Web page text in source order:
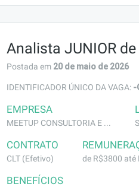
Analista JUNIOR
Postada em 20 de maio de 2026
IDENTIFICADOR ÚNICO DA VAGA: -
EMPRESA
MEETUP CONSULTORIA E ...
CONTRATO
CLT (Efetivo) de R$3800 até
BENEFÍCIOS